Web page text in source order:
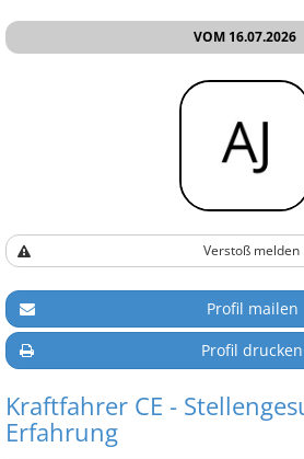
VOM 16.07.2026
Verstoß melden
Profil mailen
Profil drucken
Kraftfahrer CE -
Erfahrung